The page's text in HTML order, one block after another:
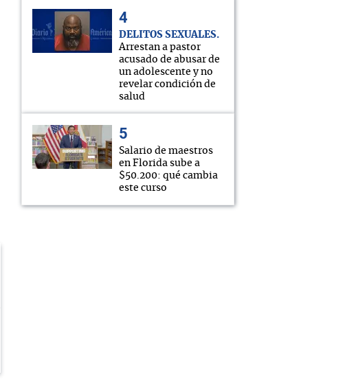
DELITOS SEXUALES
Arrestan a pastor
acusado de abusar de
un adolescente y no
revelar condición de
salud
Salario de maestros
en Florida sube a
$50.200: qué cambia
este curso